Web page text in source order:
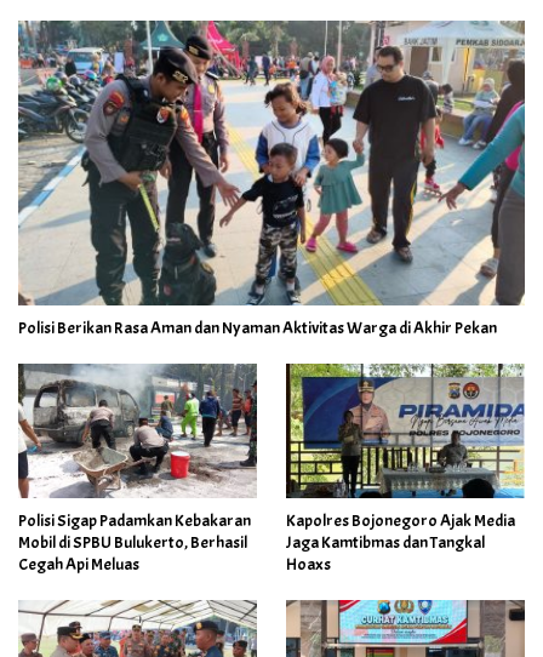
Polisi Berikan Rasa Aman dan Nyaman Aktivitas Warga di Akhir Pekan
Polisi Sigap Padamkan Kebakaran
Mobil di SPBU Bulukerto, Berhasil
Cegah Api Meluas
Kapolres Bojonegoro Ajak Media
Jaga Kamtibmas dan Tangkal
Hoaxs